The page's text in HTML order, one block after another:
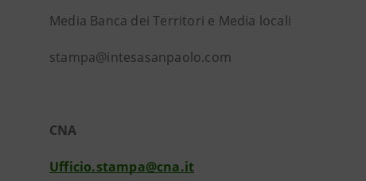
Media Banca dei Territori e Media locali
stampa@intesasanpaolo.com
CNA
Ufficio.stampa@cna.it